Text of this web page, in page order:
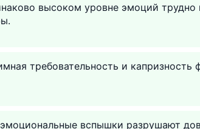
высоком уровне эмоций трудно
требовательность и
вспышки разрушают